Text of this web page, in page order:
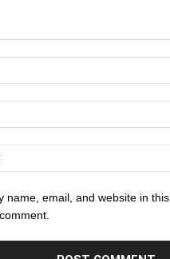
name, email, and website in